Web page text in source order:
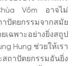
Vồm อาจไม่
ตยกรรมจากสมัย
ฉพาะอย่างยิ่งสถูป
Hung ช่วยให้เรา
ถาปัตยกรรมอันยิ่ง